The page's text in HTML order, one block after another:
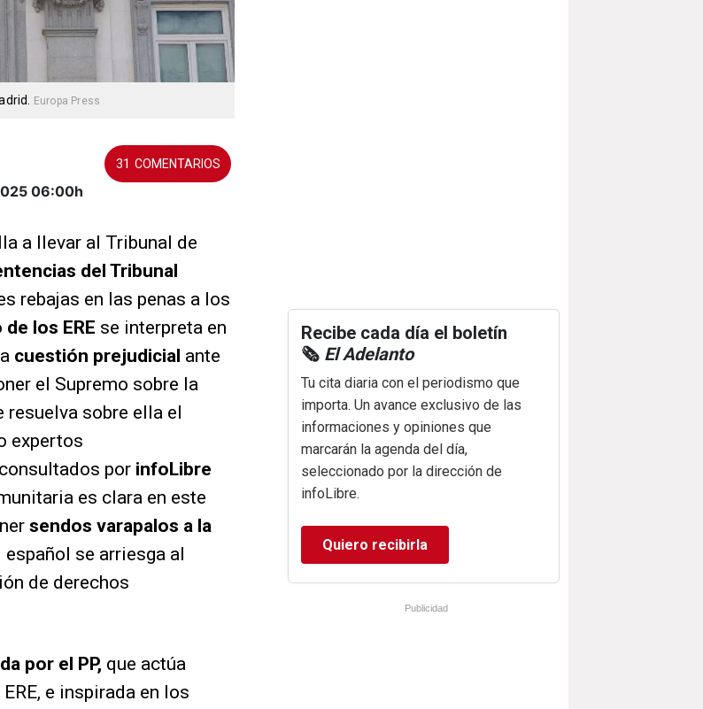
Europa Press
06:00h
31
a llevar al Tribunal de
del Tribunal
rebajas en las penas a los
de los ERE se interpreta en
cuestión prejudicial ante
el Supremo sobre la
sobre ella el
expertos
por infoLibre
es clara en este
sendos varapalos a la
se arriesga al
de derechos
por el PP, que actúa
e inspirada en los
Recibe cada día el boletín
🗞️ El Adelanto
Tu cita diaria con el periodismo que
importa. Un avance exclusivo de las
informaciones y opiniones que
marcarán la agenda del día,
seleccionado por la dirección de
infoLibre.
Quiero recibirla
Publicidad